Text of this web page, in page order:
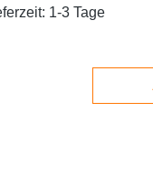
1-3 Tage